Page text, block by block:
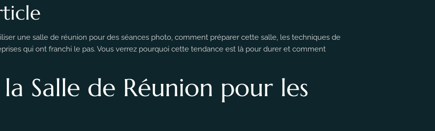
une salle de réunion pour des séances photo, comment préparer cette salle, les techniques de
qui ont franchi le pas. Vous verrez pourquoi cette tendance est là pour durer et comment
Salle de Réunion pour les